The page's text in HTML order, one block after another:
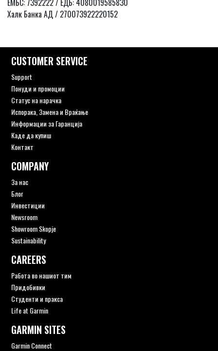
ЕМБС: 7392222 / ЕДБ: 4080019585830
Халк Банка АД / 270073922220152
CUSTOMER SERVICE
Support
Понуди и промоции
Статус на нарачка
Испорака, Замена и Враќање
Информации за Гаранција
Каде да купиш
Контакт
COMPANY
За нас
Блог
Инвестиции
Newsroom
Showroom Skopje
Sustainability
CAREERS
Работа во нашиот тим
Придобивки
Студенти и пракса
Life at Garmin
GARMIN SITES
Garmin Connect